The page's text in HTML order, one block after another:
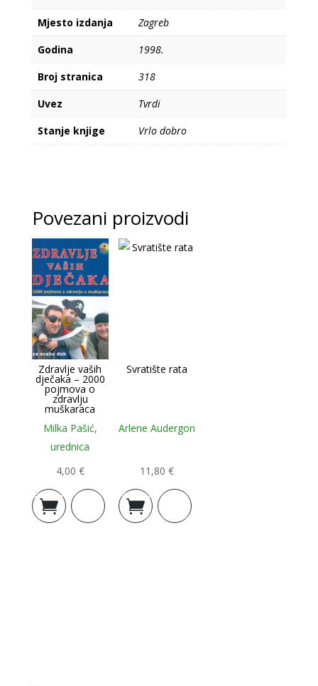
Mjesto izdanja
Zagreb
Godina
1998.
Broj stranica
318
Uvez
Tvrdi
Stanje knjige
Vrlo dobro
Povezani proizvodi
Zdravlje vaših
dječaka – 2000
pojmova o
zdravlju
muškaraca
Milka Pašić,
urednica
4,00 €
Dodaj u
košaricu
Svratište rata
Arlene Audergon
11,80€
Dodaj u
košaricu